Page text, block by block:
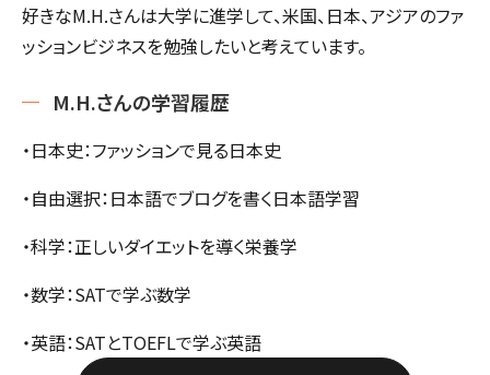
好きなM.H.さんは大学に進学して、米国、日本、アジアのファ
ッションビジネスを勉強したいと考えています。
M.H.さんの学習履歴
・日本史：ファッションで見る日本史
・自由選択：日本語でブログを書く日本語学習
・科学：正しいダイエットを導く栄養学
・数学：SATで学ぶ数学
・英語：SATとTOEFLで学ぶ英語